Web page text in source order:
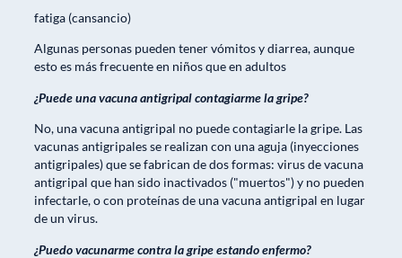
fatiga (cansancio)
Algunas personas pueden tener vómitos y diarrea, aunque
esto es más frecuente en niños que en adultos
¿Puede una vacuna antigripal contagiarme la gripe?
No, una vacuna antigripal no puede contagiarle la gripe. Las
vacunas antigripales se realizan con una aguja (inyecciones
antigripales) que se fabrican de dos formas: virus de vacuna
antigripal que han sido inactivados ("muertos") y no pueden
infectarle, o con proteínas de una vacuna antigripal en lugar
de un virus.
¿Puedo vacunarme contra la gripe estando enfermo?